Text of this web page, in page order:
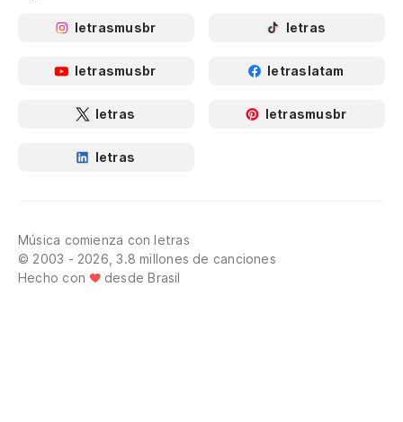
letrasmusbr letras
letrasmusbr letraslatam
letras letrasmusbr
letras
Música comienza con letras
© 2003 - 2026, 3.8 millones de canciones
Hecho con
desde Brasil